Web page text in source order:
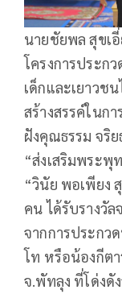
นายชัยพล สุขเ
โครงการประก
เด็กและเยาวช
สร้างสรรค์ในก
ฝังคุณธรรม จริ
“ส่งเสริมพระพุ
“วินัย พอเพียง
คน ได้รับรางวัล
จากการประกว
โท หรือน้องกีตา
จ.พัทลุง ที่โด่งดั